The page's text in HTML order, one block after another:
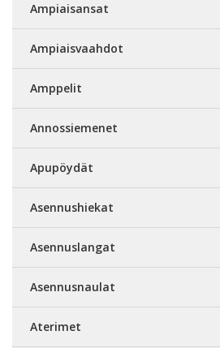
Ampiaisansat
Ampiaisvaahdot
Amppelit
Annossiemenet
Apupöydät
Asennushiekat
Asennuslangat
Asennusnaulat
Aterimet